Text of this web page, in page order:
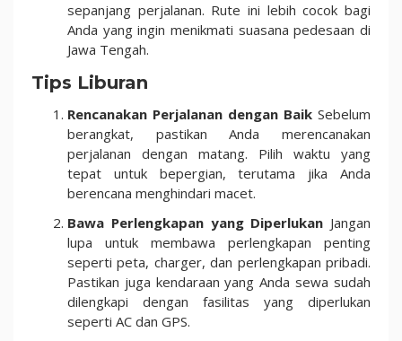
sepanjang perjalanan. Rute ini lebih cocok bagi
Anda yang ingin menikmati suasana pedesaan di
Jawa Tengah.
Tips Liburan
Rencanakan Perjalanan dengan Baik Sebelum
berangkat, pastikan Anda merencanakan
perjalanan dengan matang. Pilih waktu yang
tepat untuk bepergian, terutama jika Anda
berencana menghindari macet.
Bawa Perlengkapan yang Diperlukan Jangan
lupa untuk membawa perlengkapan penting
seperti peta, charger, dan perlengkapan pribadi.
Pastikan juga kendaraan yang Anda sewa sudah
dilengkapi dengan fasilitas yang diperlukan
seperti AC dan GPS.